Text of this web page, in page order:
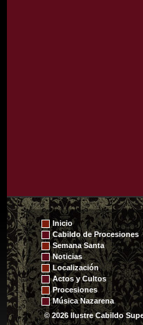
Inicio
Cabildo de Procesiones
Semana Santa
Noticias
Localización
Actos y Cultos
Procesiones
Música Nazarena
© 2026 Ilustre Cabildo